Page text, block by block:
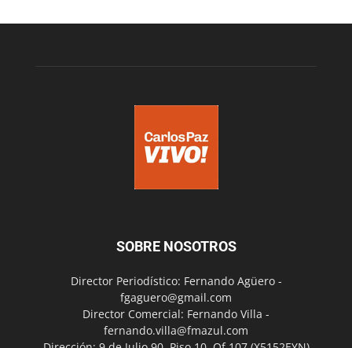
SOBRE NOSOTROS
Director Periodístico: Fernando Agüero -
fgaguero@gmail.com
Director Comercial: Fernando Villa -
fernando.villa@fmazul.com